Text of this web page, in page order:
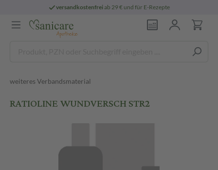
versandkostenfreiab 29 € und für E-Rezepte
weiteres Verbandsmaterial
RATIOLINE WUNDVERSCH STR2